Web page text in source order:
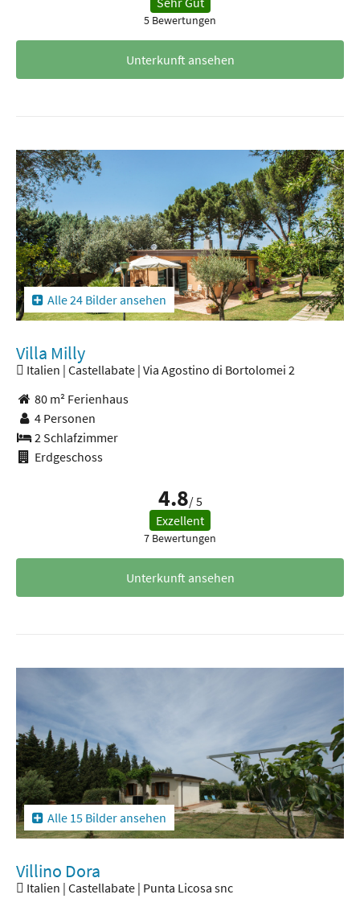
5 Bewertungen
Unterkunft ansehen
Alle 24 Bilder ansehen
Villa Milly
Italien | Castellabate | Via Agostino di Bortolomei 2
80 m² Ferienhaus
4 Personen
2 Schlafzimmer
Erdgeschoss
4.8/ 5
Exzellent
7 Bewertungen
Unterkunft ansehen
Alle 15 Bilder ansehen
Villino Dora
Italien | Castellabate | Punta Licosa snc